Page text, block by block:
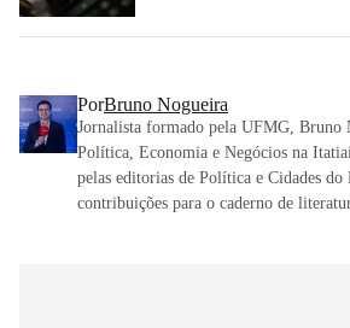
PorBruno Nogueira
Jornalista formado pela UFMG, Bruno
Política, Economia e Negócios na
pelas editorias de Política e Cidades do
contribuições para o caderno de